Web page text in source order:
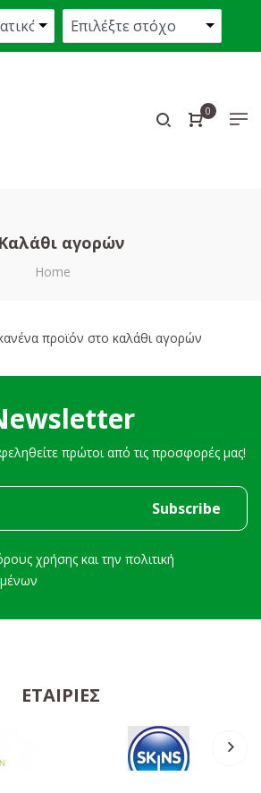
0
Καλάθι αγορών
Home
προϊόν στο καλάθι αγορών
πρώτοι από τις προσφορές μας!
χρήσης και την πολιτική
ΕΤΑΙΡΊΕΣ